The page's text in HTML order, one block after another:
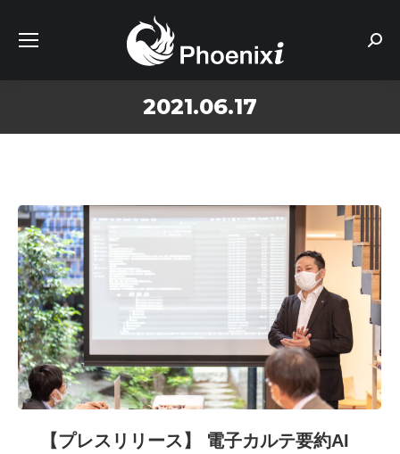
2021.06.17
【プレスリリース】 電子カルテ要約AI